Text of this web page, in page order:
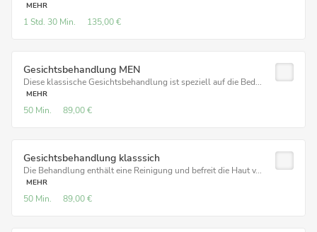
MEHR
1 Std. 30 Min. 135,00 €
Gesichtsbehandlung MEN
Diese klassische Gesichtsbehandlung ist speziell auf die Bed...
MEHR
50 Min. 89,00 €
Gesichtsbehandlung klasssich
Die Behandlung enthält eine Reinigung und befreit die Haut v...
MEHR
50 Min. 89,00 €